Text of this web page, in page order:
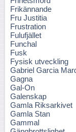
Frikännande
Fru Justitia
Frustration
Fulufjället
Funchal
Fusk
Fysisk utveckling
Gabriel Garcia
Gagna
Gal-On
Galenskap
Gamla Riksarkivet
Gamla Stan
Gammal